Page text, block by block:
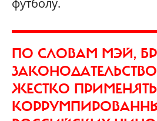
футболу.
ПО СЛОВАМ МЭЙ,
ЖЕСТКО